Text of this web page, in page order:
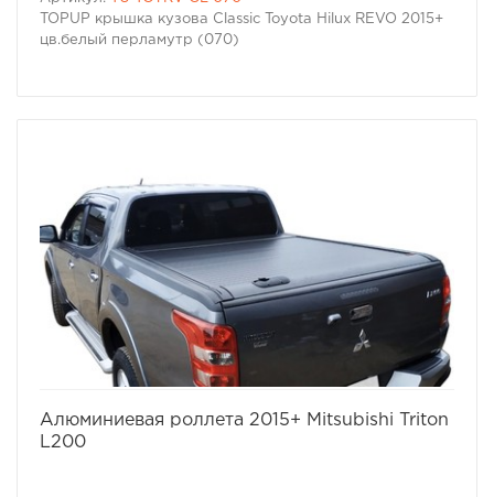
TOPUP крышка кузова Classic Toyota Hilux REVO 2015+
цв.белый перламутр (070)
Алюминиевая роллета 2015+ Mitsubishi Triton
L200